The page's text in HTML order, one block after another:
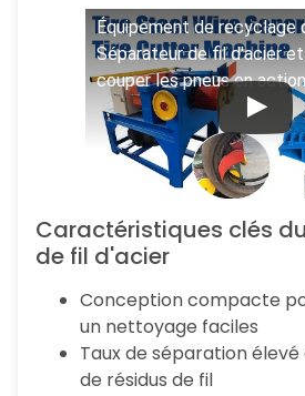
Équipement de recyclage
Séparateur de fil d'acier
couper les pneus en action
Caractéristiques clés
de fil d'acier
Conception compacte
un nettoyage faciles
Taux de séparation
de résidus de fil